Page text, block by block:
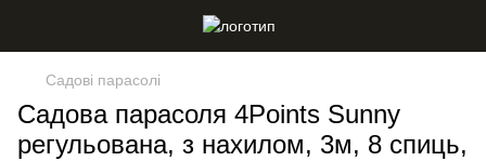
Садові парасолі
Садова парасоля 4Points Sunny
регульована, з нахилом, 3м, 8 спиць,